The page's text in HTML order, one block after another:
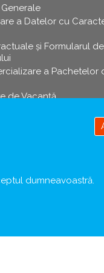
a Datelor cu
și Formularul de
a Pachetelor
de Vacanță
dumneavoastră.